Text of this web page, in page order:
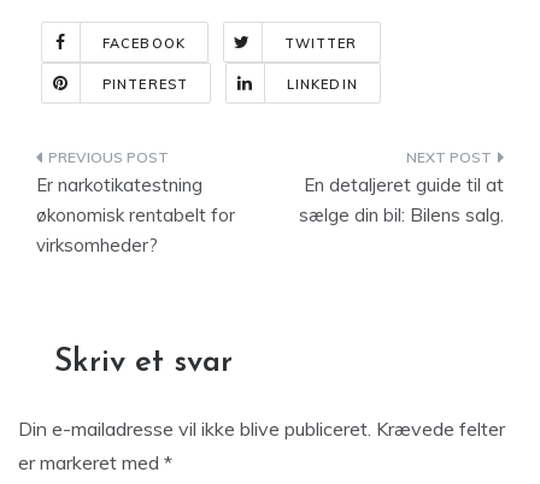
FACEBOOK TWITTER
PINTEREST LINKEDIN
Indlægsnavigation
Er narkotikatestning
økonomisk rentabelt for
virksomheder?
En detaljeret guide til at
sælge din bil: Bilens salg.
Skriv et svar
Din e-mailadresse vil ikke blive publiceret. Krævede felter
er markeret med *